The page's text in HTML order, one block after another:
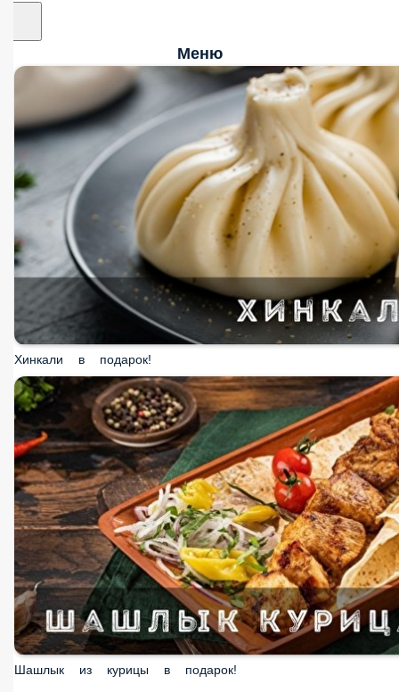
Меню
Хинкали в подарок!
Шашлык из курицы в подарок!